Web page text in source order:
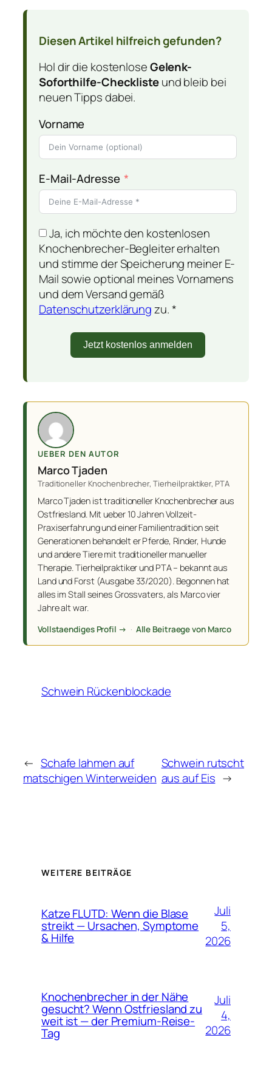
Diesen Artikel hilfreich gefunden?
Hol dir die kostenloseGelenk-
Soforthilfe-Checklisteund bleib bei
neuen Tipps dabei.
Vorname
E-Mail-Adresse
Ja, ich möchte den kostenlosen
Knochenbrecher-Begleiter erhalten
und stimme der Speicherung meiner E-
Mail sowie optional meines Vornamens
und dem Versand gemäß
Datenschutzerklärungzu. *
Jetzt kostenlos anmelden
UEBER DEN AUTOR
Marco Tjaden
Traditioneller Knochenbrecher, Tierheilpraktiker, PTA
Marco Tjaden ist traditioneller Knochenbrecher aus
Ostfriesland. Mit ueber 10 Jahren Vollzeit-
Praxiserfahrung und einer Familientradition seit
Generationen behandelt er Pferde, Rinder, Hunde
und andere Tiere mit traditioneller manueller
Therapie. Tierheilpraktiker und PTA – bekannt aus
Land und Forst (Ausgabe 33/2020). Begonnen hat
alles im Stall seines Grossvaters, als Marco vier
Jahre alt war.
Vollstaendiges Profil → · Alle Beitraege von Marco
Schwein Rückenblockade
← Schafe lahmen auf
matschigen Winterweiden
Schwein rutscht
aus auf Eis →
WEITERE BEITRÄGE
Katze FLUTD: Wenn die Blase
streikt — Ursachen, Symptome
& Hilfe
Juli
5,
2026
Knochenbrecher in der Nähe
gesucht? Wenn Ostfriesland zu
weit ist — der Premium-Reise-
Tag
Juli
4,
2026